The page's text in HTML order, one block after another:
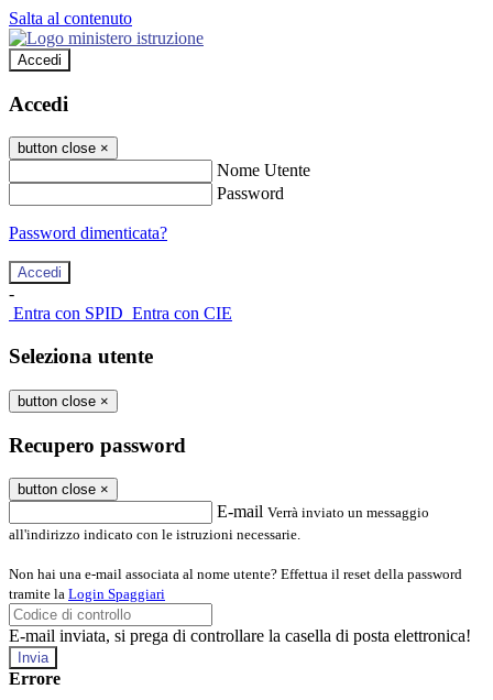
Salta al contenuto
Accedi
Accedi
button close ×
Nome Utente
Password
Password dimenticata?
-
Entra con SPID Entra con CIE
Seleziona utente
button close ×
Recupero password
button close ×
E-mail Verrà inviato un messaggio
all'indirizzo indicato con le istruzioni necessarie.
Non hai una e-mail associata al nome utente? Effettua il reset della password
tramite la Login Spaggiari
E-mail inviata, si prega di controllare la casella di posta elettronica!
Errore